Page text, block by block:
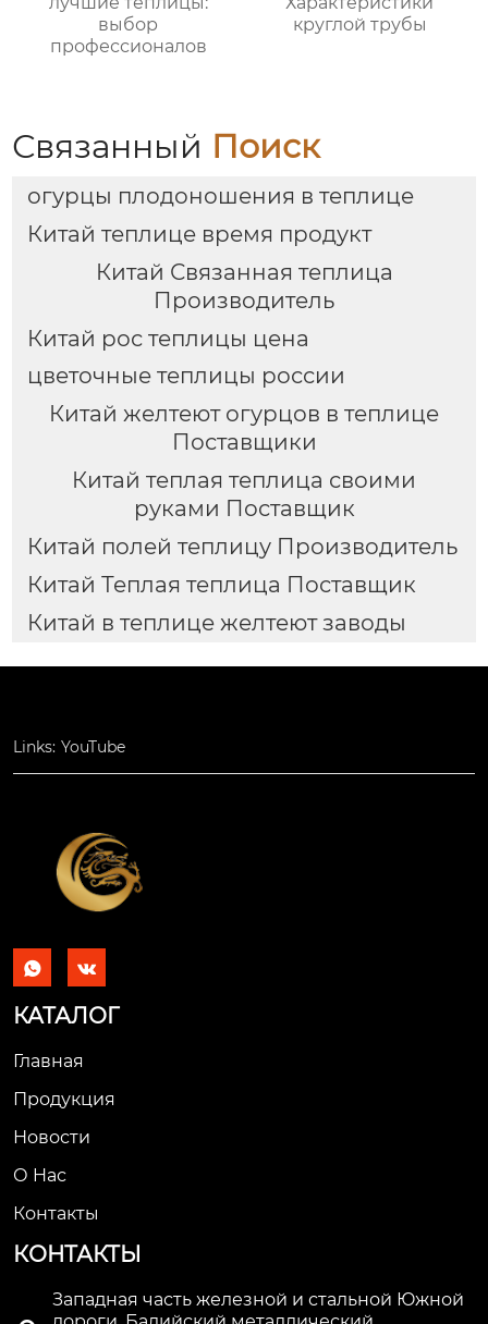
выбор
профессионалов
круглой трубы
Связанный Поиск
огурцы плодоношения в теплице
Китай теплице время продукт
Китай Связанная теплица
Производитель
Китай рос теплицы цена
цветочные теплицы россии
Китай желтеют огурцов в теплице
Поставщики
Китай теплая теплица своими
руками Поставщик
Китай полей теплицу Производитель
Китай Теплая теплица Поставщик
Китай в теплице желтеют заводы
Links: YouTube
 
КАТАЛОГ
Главная
Продукция
Новости
О Hас
Контакты
КОНТАКТЫ
Западная часть железной и стальной Южной